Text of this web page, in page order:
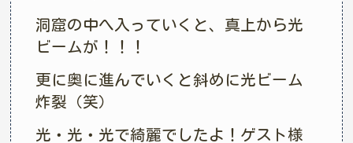
洞窟の中へ入っていくと、真上から光
ビームが！！！
更に奥に進んでいくと斜めに光ビーム
炸裂（笑）
光・光・光で綺麗でしたよ！ゲスト様